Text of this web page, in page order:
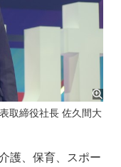
取締役社長 佐久間大
護、保育、スポー